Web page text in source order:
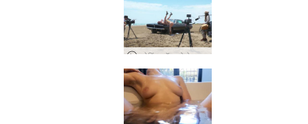
द मेकिंग ऑफ गो वेस्ट यंग गर्ल